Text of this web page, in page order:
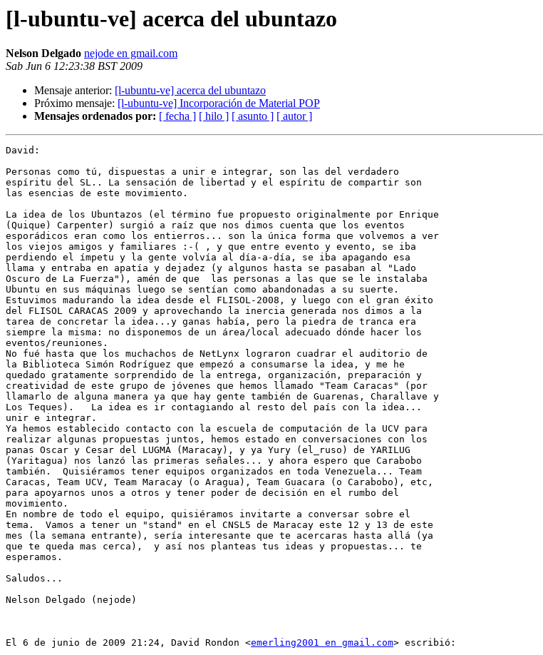
[l-ubuntu-ve] acerca del ubuntazo
Nelson Delgado nejode en gmail.com
Sab Jun 6 12:23:38 BST 2009
Mensaje anterior: [l-ubuntu-ve] acerca del ubuntazo
Próximo mensaje: [l-ubuntu-ve] Incorporación de Material POP
Mensajes ordenados por: [ fecha ] [ hilo ] [ asunto ] [ autor ]
David:
Personas como tú, dispuestas a unir e integrar, son las del verdadero
espíritu del SL.. La sensación de libertad y el espíritu de compartir son
las esencias de este movimiento.
La idea de los Ubuntazos (el término fue propuesto originalmente por Enrique
(Quique) Carpenter) surgió a raíz que nos dimos cuenta que los eventos
esporádicos eran como los entierros... son la única forma que volvemos a ver
los viejos amigos y familiares :-( , y que entre evento y evento, se iba
perdiendo el ímpetu y la gente volvía al día-a-día, se iba apagando esa
llama y entraba en apatía y dejadez (y algunos hasta se pasaban al "Lado
Oscuro de La Fuerza"), amén de que  las personas a las que se le instalaba
Ubuntu en sus máquinas luego se sentían como abandonadas a su suerte.
Estuvimos madurando la idea desde el FLISOL-2008, y luego con el gran éxito
del FLISOL CARACAS 2009 y aprovechando la inercia generada nos dimos a la
tarea de concretar la idea...y ganas había, pero la piedra de tranca era
siempre la misma: no disponemos de un área/local adecuado dónde hacer los
eventos/reuniones.
No fué hasta que los muchachos de NetLynx lograron cuadrar el auditorio de
la Biblioteca Simón Rodríguez que empezó a consumarse la idea, y me he
quedado gratamente sorprendido de la entrega, organización, preparación y
creatividad de este grupo de jóvenes que hemos llamado "Team Caracas" (por
llamarlo de alguna manera ya que hay gente también de Guarenas, Charallave y
Los Teques).   La idea es ir contagiando al resto del país con la idea...
unir e integrar.
Ya hemos establecido contacto con la escuela de computación de la UCV para
realizar algunas propuestas juntos, hemos estado en conversaciones con los
panas Oscar y Cesar del LUGMA (Maracay), y ya Yury (el_ruso) de YARILUG
(Yaritagua) nos lanzó las primeras señales... y ahora espero que Carabobo
también.  Quisiéramos tener equipos organizados en toda Venezuela... Team
Caracas, Team UCV, Team Maracay (o Aragua), Team Guacara (o Carabobo), etc,
para apoyarnos unos a otros y tener poder de decisión en el rumbo del
movimiento.
En nombre de todo el equipo, quisiéramos invitarte a conversar sobre el
tema.  Vamos a tener un "stand" en el CNSL5 de Maracay este 12 y 13 de este
mes (la semana entrante), sería interesante que te acercaras hasta allá (ya
que te queda mas cerca),  y así nos planteas tus ideas y propuestas... te
esperamos.
Saludos...
Nelson Delgado (nejode)
El 6 de junio de 2009 21:24, David Rondon <emerling2001 en gmail.com> escribió: